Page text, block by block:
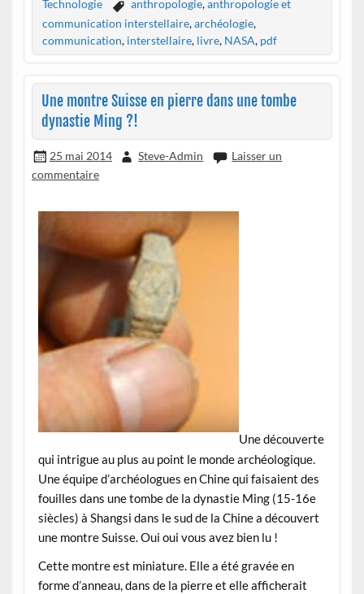
Technologie anthropologie,anthropologie et
communication interstellaire,archéologie,
communication, interstellaire, livre, NASA, pdf
Une montre Suisse en pierre dans une tombe
dynastie Ming ?!
25 mai 2014 Steve-Admin
Laisser un
commentaire
Une découverte
qui intrigue au plus au point le monde archéologique.
Une équipe d’archéologues en Chine qui faisaient des
fouilles dans une tombe de la dynastie Ming (15-16e
siècles) à Shangsi dans le sud de la Chine a découvert
une montre Suisse. Oui oui vous avez bien lu !
Cette montre est miniature. Elle a été gravée en
forme d’anneau, dans de la pierre et elle afficherait